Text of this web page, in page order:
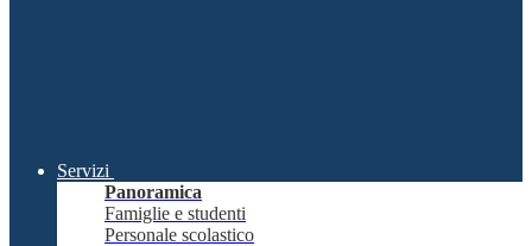
Servizi
Panoramica
Famiglie e studenti
Personale scolastico